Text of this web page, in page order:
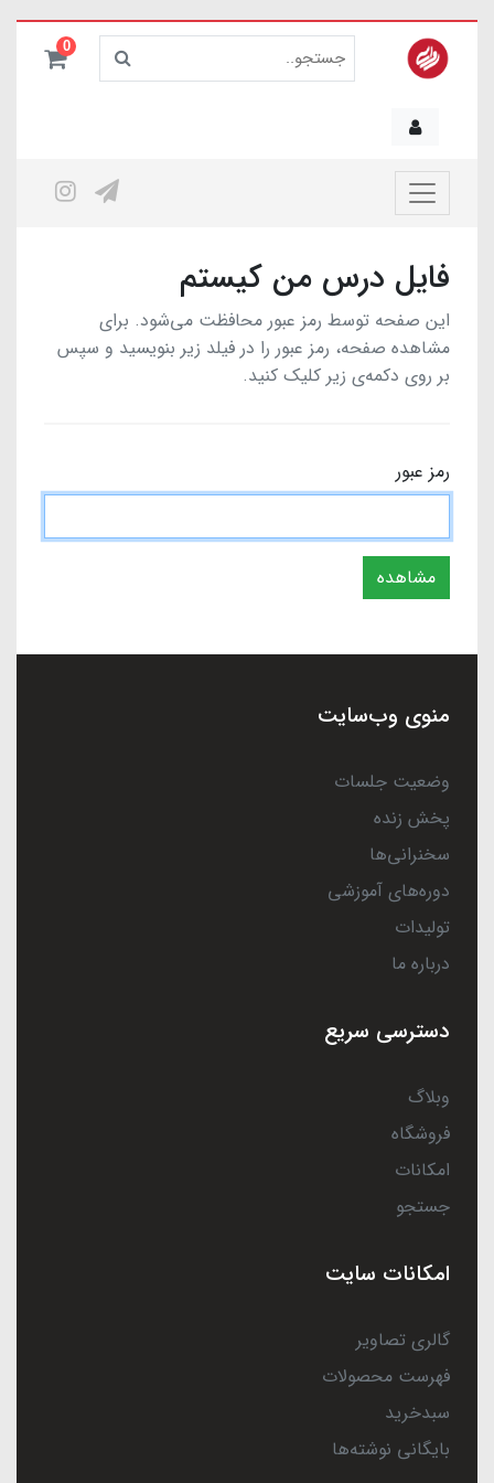
0
فایل درس من کیستم
این صفحه توسط رمز عبور محافظت می‌شود. برای
مشاهده صفحه، رمز عبور را در فیلد زیر بنویسید و سپس
بر روی دکمه‌ی زیر کلیک کنید.
رمز عبور
مشاهده
منوی وب‌سایت
وضعیت جلسات
پخش زنده
سخنرانی‌ها
دوره‌های آموزشی
تولیدات
درباره ما
دسترسی سریع
وبلاگ
فروشگاه
امکانات
جستجو
امکانات سایت
گالری تصاویر
فهرست محصولات
سبدخرید
بایگانی نوشته‌ها